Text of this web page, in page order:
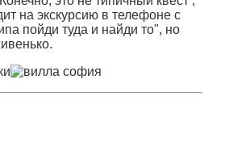
на экскурсию в телефоне с
пойди туда и найди то", но